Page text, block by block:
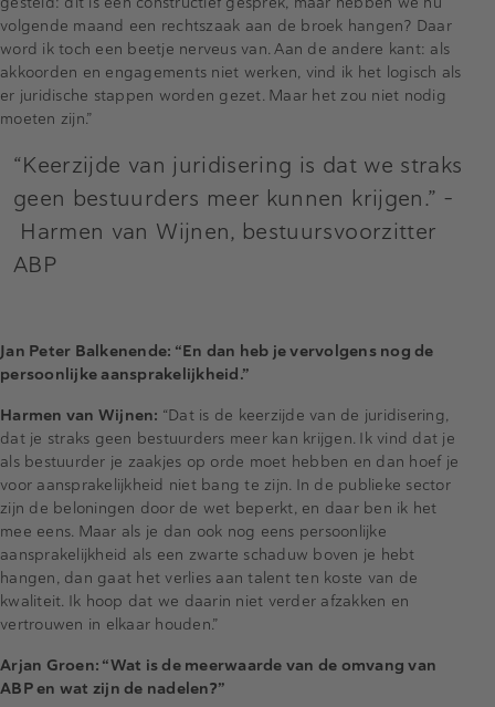
volgende maand een rechtszaak aan de broek hangen? Daar
word ik toch een beetje nerveus van. Aan de andere kant: als
akkoorden en engagements niet werken, vind ik het logisch als
er juridische stappen worden gezet. Maar het zou niet nodig
moeten zijn.”
“Keerzijde van juridisering is dat we straks
geen bestuurders meer kunnen krijgen.” -
Harmen van Wijnen, bestuursvoorzitter
ABP
Jan Peter Balkenende: “En dan heb je vervolgens nog de
persoonlijke aansprakelijkheid.”
Harmen van Wijnen: “Dat is de keerzijde van de juridisering,
dat je straks geen bestuurders meer kan krijgen. Ik vind dat je
als bestuurder je zaakjes op orde moet hebben en dan hoef je
voor aansprakelijkheid niet bang te zijn. In de publieke sector
zijn de beloningen door de wet beperkt, en daar ben ik het
mee eens. Maar als je dan ook nog eens persoonlijke
aansprakelijkheid als een zwarte schaduw boven je hebt
hangen, dan gaat het verlies aan talent ten koste van de
kwaliteit. Ik hoop dat we daarin niet verder afzakken en
vertrouwen in elkaar houden.”
Arjan Groen: “Wat is de meerwaarde van de omvang van
ABP en wat zijn de nadelen?”